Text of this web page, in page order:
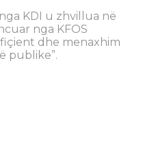
KDI u zhvillua në
nga KFOS
dhe menaxhim
publike”.